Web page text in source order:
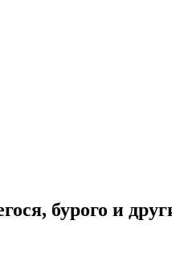
бурого и